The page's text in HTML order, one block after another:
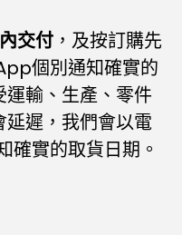
交付 ，及按訂購先
個別通知確實的
輸、生產、零件
遲，我們會以電
實的取貨日期。